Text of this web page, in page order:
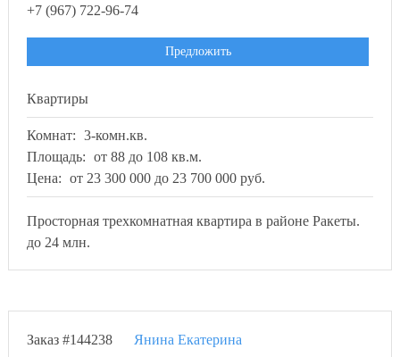
+7 (967) 722-96-74
Предложить
Квартиры
Комнат: 3-комн.кв.
Площадь: от 88 до 108 кв.м.
Цена: от 23 300 000 до 23 700 000 руб.
Просторная трехкомнатная квартира в районе Ракеты.
до 24 млн.
Заказ #144238
Янина Екатерина